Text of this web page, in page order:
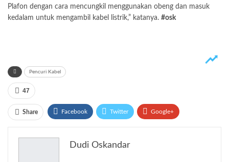
Plafon dengan cara mencungkil menggunakan obeng dan masuk
kedalam untuk mengambil kabel listrik,” katanya. #osk
Pencuri Kabel
47
Share Facebook Twitter Google+
Dudi Oskandar